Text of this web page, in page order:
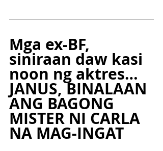
Mga ex-BF,
siniraan daw kasi
noon ng aktres…
JANUS, BINALAAN
ANG BAGONG
MISTER NI CARLA
NA MAG-INGAT